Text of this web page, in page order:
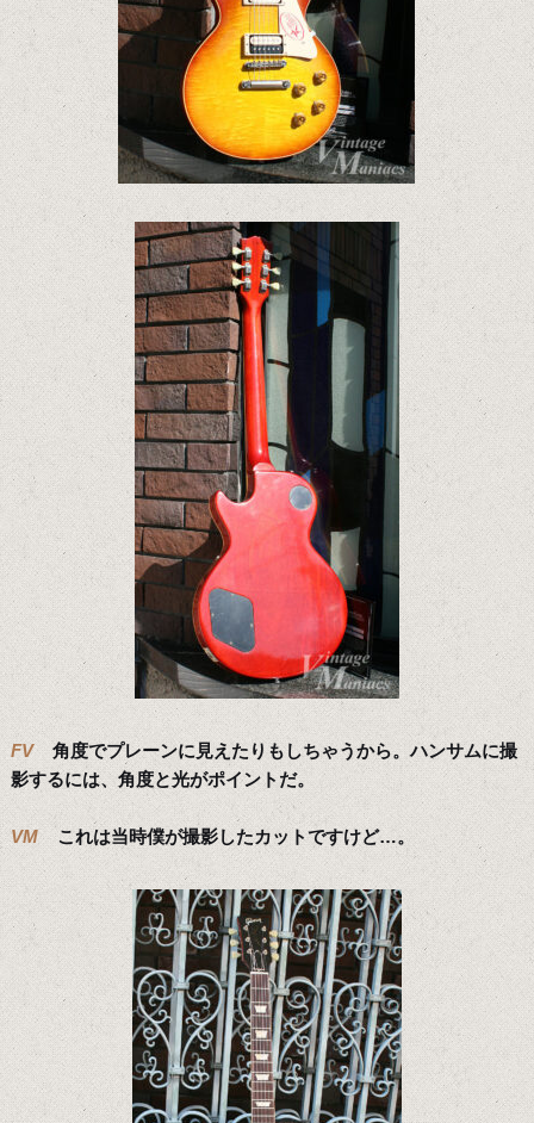
FV
角度でプレーンに見えたりもしちゃうから。ハンサムに撮
影するには、角度と光がポイントだ。
VM これは当時僕が撮影したカットですけど…。